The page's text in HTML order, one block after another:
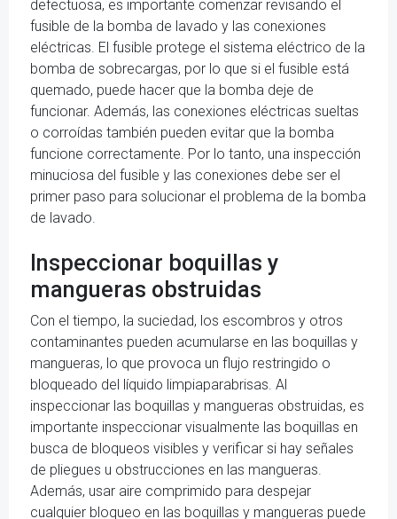
defectuosa, es importante comenzar revisando el
fusible de la bomba de lavado y las conexiones
eléctricas. El fusible protege el sistema eléctrico de la
bomba de sobrecargas, por lo que si el fusible está
quemado, puede hacer que la bomba deje de
funcionar. Además, las conexiones eléctricas sueltas
o corroídas también pueden evitar que la bomba
funcione correctamente. Por lo tanto, una inspección
minuciosa del fusible y las conexiones debe ser el
primer paso para solucionar el problema de la bomba
de lavado.
Inspeccionar boquillas y
mangueras obstruidas
Con el tiempo, la suciedad, los escombros y otros
contaminantes pueden acumularse en las boquillas y
mangueras, lo que provoca un flujo restringido o
bloqueado del líquido limpiaparabrisas. Al
inspeccionar las boquillas y mangueras obstruidas, es
importante inspeccionar visualmente las boquillas en
busca de bloqueos visibles y verificar si hay señales
de pliegues u obstrucciones en las mangueras.
Además, usar aire comprimido para despejar
cualquier bloqueo en las boquillas y mangueras puede